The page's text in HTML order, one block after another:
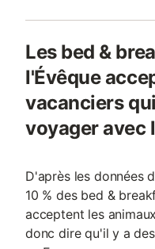
Les bed &
l'Évêque
vacanciers
voyager avec
D'après les données
10 % des bed &
acceptent les
donc dire qu'il y a